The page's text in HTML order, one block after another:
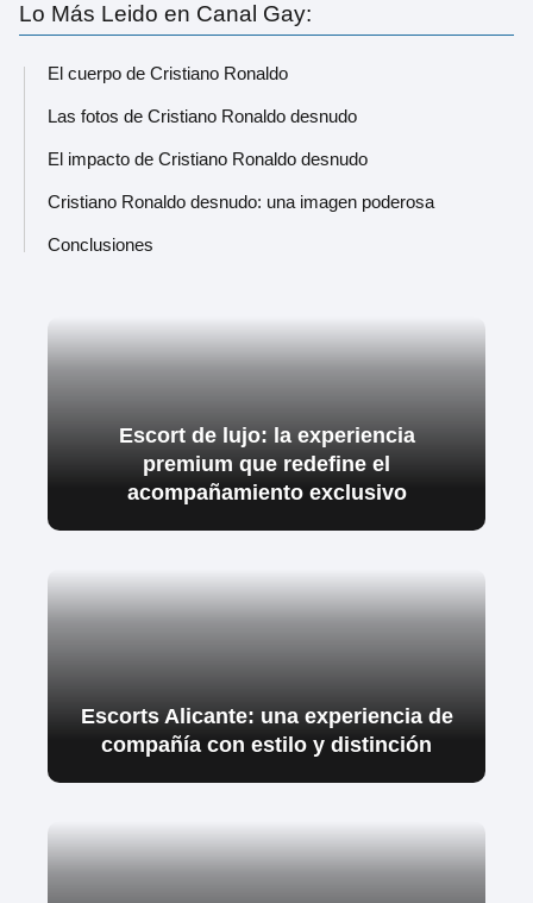
Lo Más Leido en Canal Gay:
El cuerpo de Cristiano Ronaldo
Las fotos de Cristiano Ronaldo desnudo
El impacto de Cristiano Ronaldo desnudo
Cristiano Ronaldo desnudo: una imagen poderosa
Conclusiones
Escort de lujo: la experiencia
premium que redefine el
acompañamiento exclusivo
Escorts Alicante: una experiencia de
compañía con estilo y distinción